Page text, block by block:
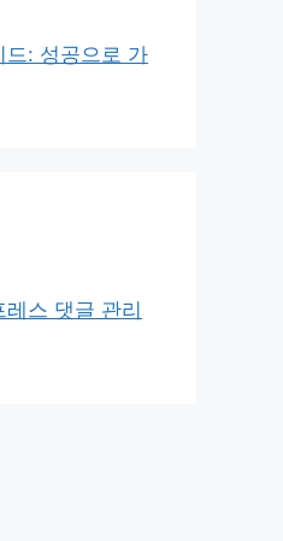
드: 성공으로 가
레스 댓글 관리